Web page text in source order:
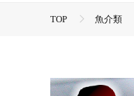
TOP 魚介類